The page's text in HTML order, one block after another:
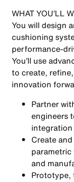
WHAT YOU’LL
You will design
cushioning
performance-
You’ll use
to create,
innovation
Partner
engineers
Create
and
Prototype,